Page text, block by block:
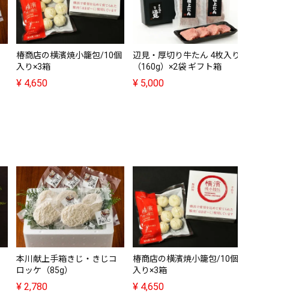
椿商店の横濱焼小籠包/10個
入り×3箱
¥ 4,650
辺見・厚切り牛たん 4枚入り
（160g）×2袋 ギフト箱
¥ 5,000
本川献上手箱きじ・きじコ
ロッケ（85g）
¥ 2,780
椿商店の横濱焼小籠包/10個
入り×3箱
¥ 4,650